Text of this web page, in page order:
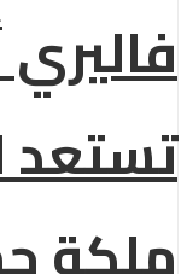
تستعد